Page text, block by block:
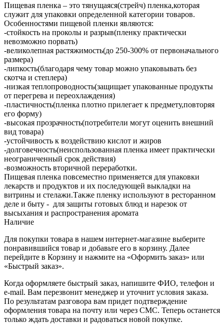
Пищевая пленка – это тянущаяся(стрейч) пленка,которая
служит для упаковки определенной категории товаров.
Особенностями пищевой пленки являются:
-стойкость на проколы и разрыв(пленку практически
невозможно порвать)
-великолепная растяжимость(до 250-300% от первоначального
размера)
-липкость(благодаря чему товар можно упаковывать без
скотча и степлера)
-низкая теплопроводность(защищает упакованные продукты
от перегрева и переохлаждения)
-пластичность(пленка плотно прилегает к предмету,повторяя
его форму)
-высокая прозрачность(потребители могут оценить внешний
вид товара)
-устойчивость к воздействию кислот и жиров
-долговечность(неиспользованная пленка имеет практически
неограниченный срок действия)
-возможность вторичной переработки.
Пищевая пленка повсеместно применяется для упаковки
лекарств и продуктов и их последующей выкладки на
витрины и стелажи.Также пленку используют в ресторанном
деле и быту - для защиты готовых блюд и нарезок от
высыхания и распространения аромата
Наличие
Для покупки товара в нашем интернет-магазине выберите
понравившийся товар и добавьте его в корзину. Далее
перейдите в Корзину и нажмите на «Оформить заказ» или
«Быстрый заказ».
Когда оформляете быстрый заказ, напишите ФИО, телефон и
e-mail. Вам перезвонит менеджер и уточнит условия заказа.
По результатам разговора вам придет подтверждение
оформления товара на почту или через СМС. Теперь останется
только ждать доставки и радоваться новой покупке.